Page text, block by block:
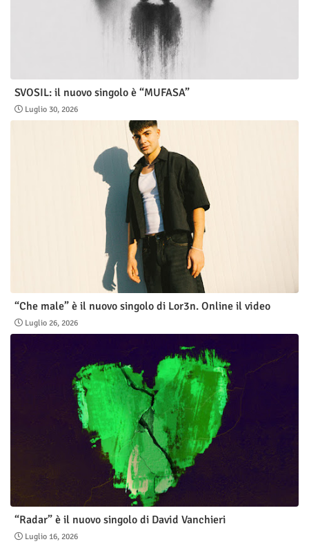
SVOSIL: il nuovo singolo è “MUFASA”
Luglio 30, 2026
“Che male” è il nuovo singolo di Lor3n. Online il video
Luglio 26, 2026
“Radar” è il nuovo singolo di David Vanchieri
Luglio 16, 2026